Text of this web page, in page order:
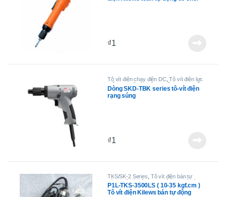
₫1
Tô vít điện chạy điện DC,Tô vít điện lực
siết cao
Tô-vít không chổi than lực siết
cao
Dòng SKD-TBK series tô-vít điện
rạng súng
₫1
TKS/SK-2 Series Tô vít điện bán tự
động ,Tô vít điện chạy điện AC
Tô vít
điện lực siết cao
P1L-TKS-3500LS ( 10-35 kgf.cm )
Tô vít điện Kilews bán tự động